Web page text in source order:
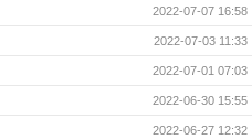
2022-07-07 16:58
2022-07-03 11:33
2022-07-01 07:03
2022-06-30 15:55
2022-06-27 12:32